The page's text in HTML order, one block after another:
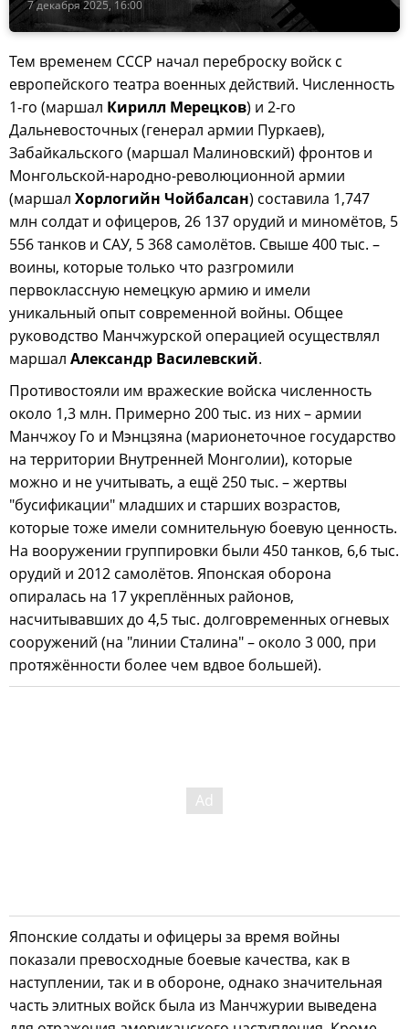
7 декабря 2025, 16:00
Тем временем СССР начал переброску войск с
европейского театра военных действий. Численность
1-го (маршал Кирилл Мерецков) и 2-го
Дальневосточных (генерал армии Пуркаев),
Забайкальского (маршал Малиновский) фронтов и
Монгольской-народно-революционной армии
(маршал Хорлогийн Чойбалсан) составила 1,747
млн солдат и офицеров, 26 137 орудий и миномётов, 5
556 танков и САУ, 5 368 самолётов. Свыше 400 тыс. –
воины, которые только что разгромили
первоклассную немецкую армию и имели
уникальный опыт современной войны. Общее
руководство Манчжурской операцией осуществлял
маршал Александр Василевский.
Противостояли им вражеские войска численность
около 1,3 млн. Примерно 200 тыс. из них – армии
Манчжоу Го и Мэнцзяна (марионеточное государство
на территории Внутренней Монголии), которые
можно и не учитывать, а ещё 250 тыс. – жертвы
"бусификации" младших и старших возрастов,
которые тоже имели сомнительную боевую ценность.
На вооружении группировки были 450 танков, 6,6 тыс.
орудий и 2012 самолётов. Японская оборона
опиралась на 17 укреплённых районов,
насчитывавших до 4,5 тыс. долговременных огневых
сооружений (на "линии Сталина" – около 3 000, при
протяжённости более чем вдвое большей).
Японские солдаты и офицеры за время войны
показали превосходные боевые качества, как в
наступлении, так и в обороне, однако значительная
часть элитных войск была из Манчжурии выведена